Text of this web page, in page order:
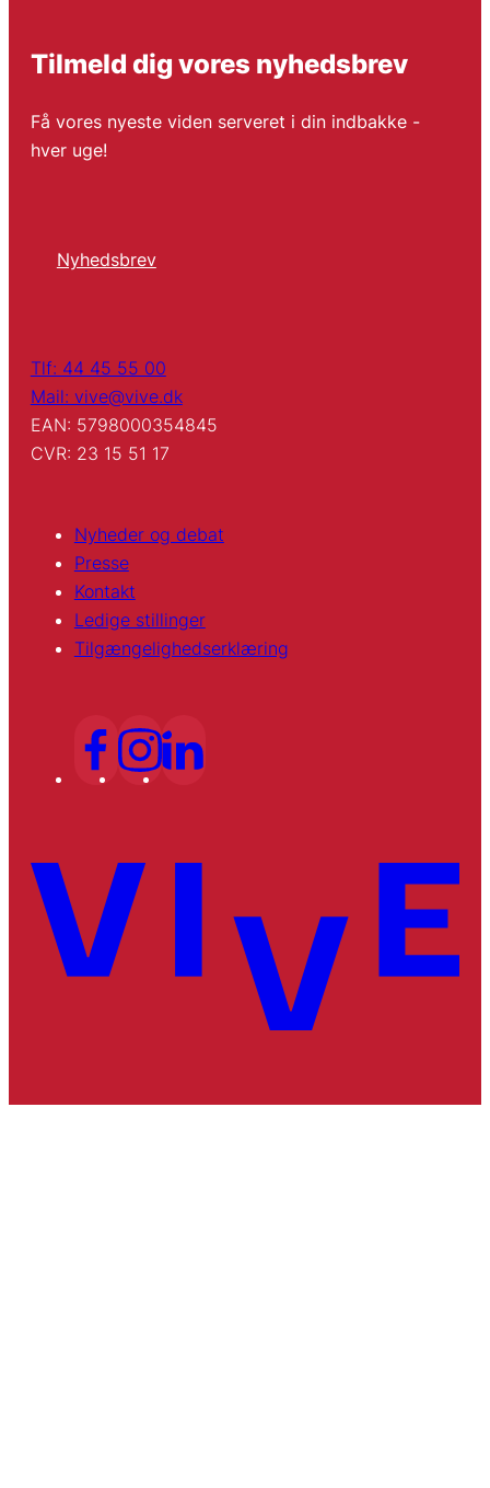
Tilmeld dig vores nyhedsbrev
Få vores nyeste viden serveret i din indbakke -
hver uge!
Nyhedsbrev
Tlf: 44 45 55 00
Mail: vive@vive.dk
EAN: 5798000354845
CVR: 23 15 51 17
Nyheder og debat
Presse
Kontakt
Ledige stillinger
Tilgængelighedserklæring